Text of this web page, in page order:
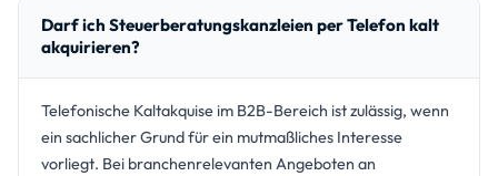
Darf ich Steuerberatungskanzleien per Telefon kalt
akquirieren?
Telefonische Kaltakquise im B2B-Bereich ist zulässig, wenn
ein sachlicher Grund für ein mutmaßliches Interesse
vorliegt. Bei branchenrelevanten Angeboten an